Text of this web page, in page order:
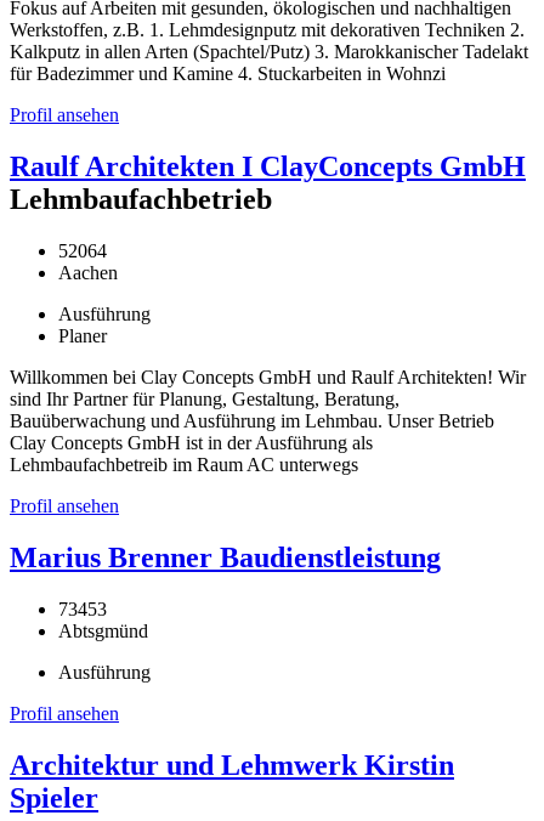
Fokus auf Arbeiten mit gesunden, ökologischen und nachhaltigen
Werkstoffen, z.B. 1. Lehmdesignputz mit dekorativen Techniken 2.
Kalkputz in allen Arten (Spachtel/Putz) 3. Marokkanischer Tadelakt
für Badezimmer und Kamine 4. Stuckarbeiten in Wohnzi
Profil ansehen
Raulf Architekten I ClayConcepts GmbH
Lehmbaufachbetrieb
52064
Aachen
Ausführung
Planer
Willkommen bei Clay Concepts GmbH und Raulf Architekten! Wir
sind Ihr Partner für Planung, Gestaltung, Beratung,
Bauüberwachung und Ausführung im Lehmbau. Unser Betrieb
Clay Concepts GmbH ist in der Ausführung als
Lehmbaufachbetreib im Raum AC unterwegs
Profil ansehen
Marius Brenner Baudienstleistung
73453
Abtsgmünd
Ausführung
Profil ansehen
Architektur und Lehmwerk Kirstin
Spieler